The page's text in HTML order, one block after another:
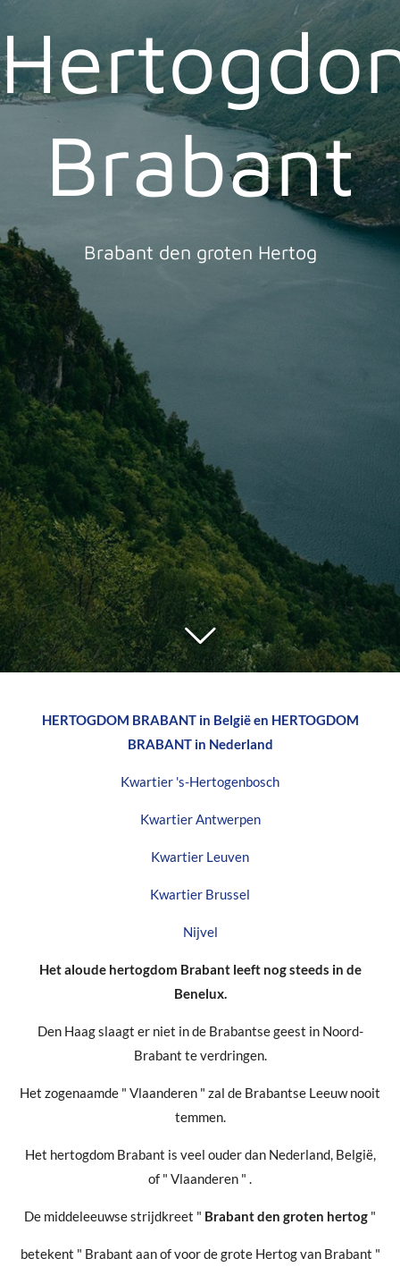
Brabant
Brabant den groten Hertog
HERTOGDOM BRABANT in België en HERTOGDOM
BRABANT in Nederland
Kwartier 's-Hertogenbosch
Kwartier Antwerpen
Kwartier Leuven
Kwartier Brussel
Nijvel
Het aloude hertogdom Brabant leeft nog steeds in de
Benelux.
Den Haag slaagt er niet in de Brabantse geest in Noord-
Brabant te verdringen.
Het zogenaamde " Vlaanderen " zal de Brabantse Leeuw nooit
temmen.
Het hertogdom Brabant is veel ouder dan Nederland, België,
of " Vlaanderen " .
De middeleeuwse strijdkreet " Brabant den groten hertog "
betekent " Brabant aan of voor de grote Hertog van Brabant "